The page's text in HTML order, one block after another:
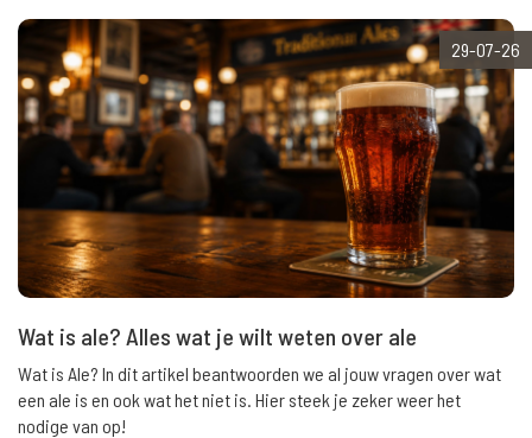
29-07-26
Wat is ale? Alles wat je wilt weten over ale
Wat is Ale? In dit artikel beantwoorden we al jouw vragen over wat
een ale is en ook wat het niet is. Hier steek je zeker weer het
nodige van op!